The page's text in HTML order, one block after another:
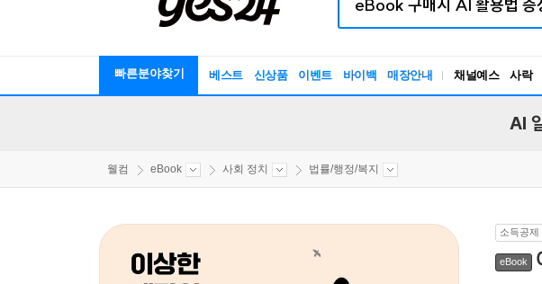
빠른분야찾기 베스트 신상품 이벤트 바이백 매장안내 채널예스 사락
AI
웰컴 eBook 사회 정치 법률/행정/복지
소득공제
eBook